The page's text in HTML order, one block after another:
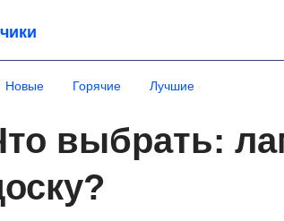
Новые Горячие Лучшие
выбрать: